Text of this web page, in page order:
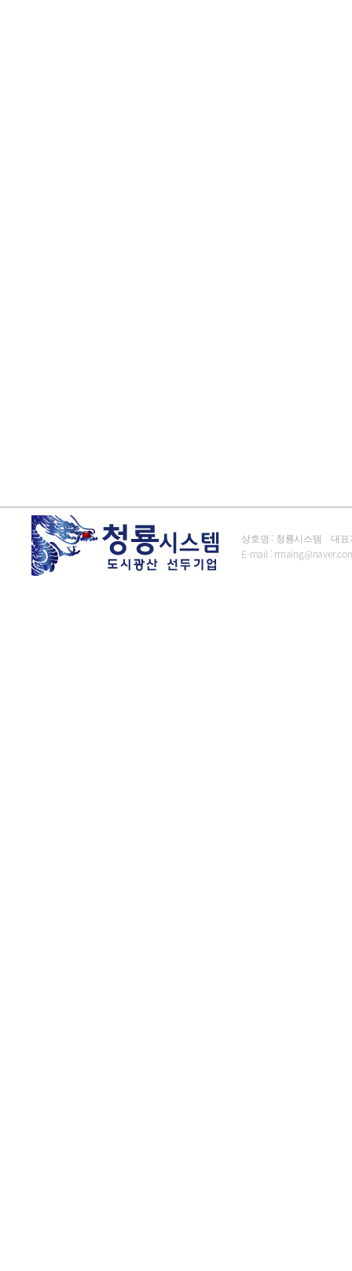
상호명 : 청룡시스템 대표
E-mail :